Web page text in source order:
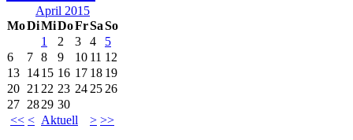
April 2015
MoDiMiDoFrSaSo
<< < Aktuell > >>
1 2 3 4
5
6
7 8 9 10 11 12
13 1415 16 17 18 19
20 21 22 23 24 25 26
27 2829 30